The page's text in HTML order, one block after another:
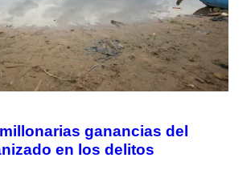
ganancias del
en los delitos